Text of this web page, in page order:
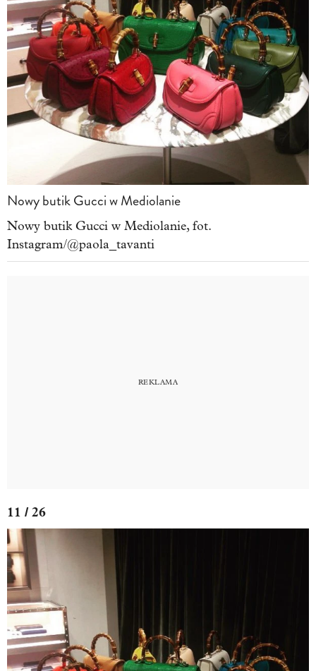
Nowy butik Gucci w Mediolanie
Nowy butik Gucci w Mediolanie, fot.
Instagram/@paola_tavanti
11 / 26